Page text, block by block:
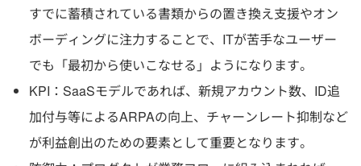
すでに蓄積されている書類からの置き換え支援やオン
ボーディングに注力することで、ITが苦手なユーザー
でも「最初から使いこなせる」ようになります。
KPI：SaaSモデルであれば、新規アカウント数、ID追
加付与等によるARPAの向上、チャーンレート抑制など
が利益創出のための要素として重要となります。